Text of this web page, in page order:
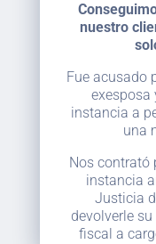
nuestro
Fue acusado
exesposa
instancia a
una
Nos contrató
instancia
Justicia
devolverle
fiscal a